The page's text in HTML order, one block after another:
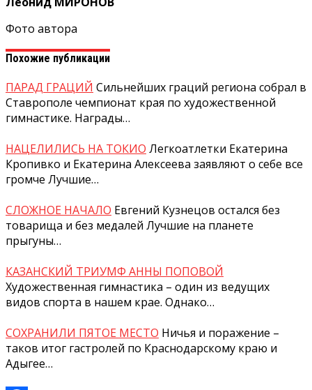
Фото автора
Похожие публикации
ПАРАД ГРАЦИЙ Сильнейших граций региона собрал в
Ставрополе чемпионат края по художественной
гимнастике. Награды…
НАЦЕЛИЛИСЬ НА ТОКИО Легкоатлетки Екатерина
Кропивко и Екатерина Алексеева заявляют о себе все
громче Лучшие…
СЛОЖНОЕ НАЧАЛО Евгений Кузнецов остался без
товарища и без медалей Лучшие на планете
прыгуны…
КАЗАНСКИЙ ТРИУМФ АННЫ ПОПОВОЙ
Художественная гимнастика – один из ведущих
видов спорта в нашем крае. Однако…
СОХРАНИЛИ ПЯТОЕ МЕСТО Ничья и поражение –
таков итог гастролей по Краснодарскому краю и
Адыгее…